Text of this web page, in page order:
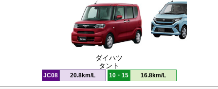
ダイハツ
タント
JC08 20.8km/L 10・15 16.8km/L